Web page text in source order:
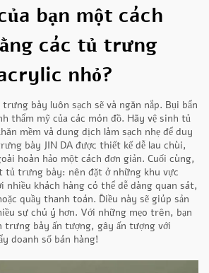
bạn một cách
các tủ trưng
nhỏ?
bày luôn sạch sẽ và ngăn nắp. Bụi bẩn
thẩm mỹ của các món đồ. Hãy vệ sinh tủ
mềm và dung dịch làm sạch nhẹ để duy
bày JIN DA được thiết kế dễ lau chùi,
hoàn hảo một cách đơn giản. Cuối cùng,
tủ trưng bày: nên đặt ở những khu vực
nhiều khách hàng có thể dễ dàng quan sát,
quầy thanh toán. Điều này sẽ giúp sản
sự chú ý hơn. Với những mẹo trên, bạn
trưng bày ấn tượng, gây ấn tượng với
doanh số bán hàng!